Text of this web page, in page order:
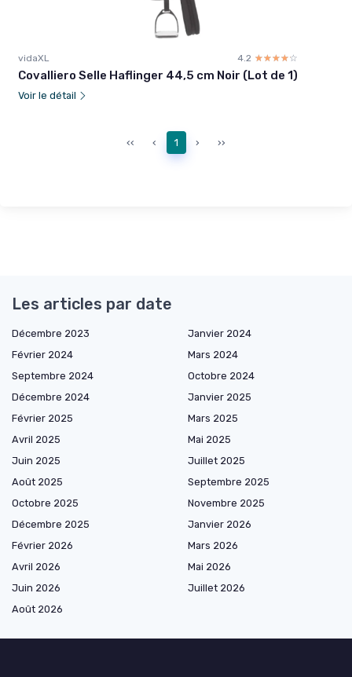
vidaXL 4.2 ☆☆☆☆☆
★★★★★
Covalliero Selle Haflinger 44,5 cm Noir (Lot de 1)
Voir le détail
‹‹ ‹ 1 › ››
Les articles par date
Décembre 2023
Janvier 2024
Février 2024
Mars 2024
Septembre 2024
Octobre 2024
Décembre 2024
Janvier 2025
Février 2025
Mars 2025
Avril 2025
Mai 2025
Juin 2025
Juillet 2025
Août 2025
Septembre 2025
Octobre 2025
Novembre 2025
Décembre 2025
Janvier 2026
Février 2026
Mars 2026
Avril 2026
Mai 2026
Juin 2026
Juillet 2026
Août 2026